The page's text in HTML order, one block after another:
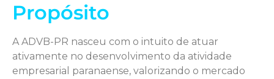
Propósito
A ADVB-PR nasceu com o intuito de atuar
ativamente no desenvolvimento da atividade
empresarial paranaense, valorizando o mercado